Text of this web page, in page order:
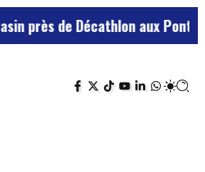
près de Décathlon aux Ponts-